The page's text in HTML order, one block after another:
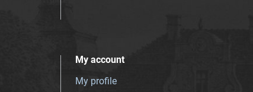
My account
My profile